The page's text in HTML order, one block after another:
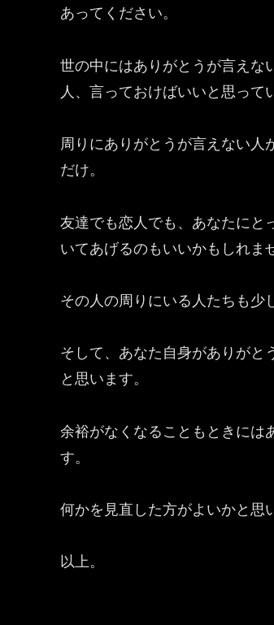
あってください。
世の中にはありがとうが言えな
人、言っておけばいいと思って
周りにありがとうが言えない人
だけ。
友達でも恋人でも、あなたにと
いてあげるのもいいかもしれま
その人の周りにいる人たちも少
そして、あなた自身がありがと
と思います。
余裕がなくなることもときには
す。
何かを見直した方がよいかと思
以上。